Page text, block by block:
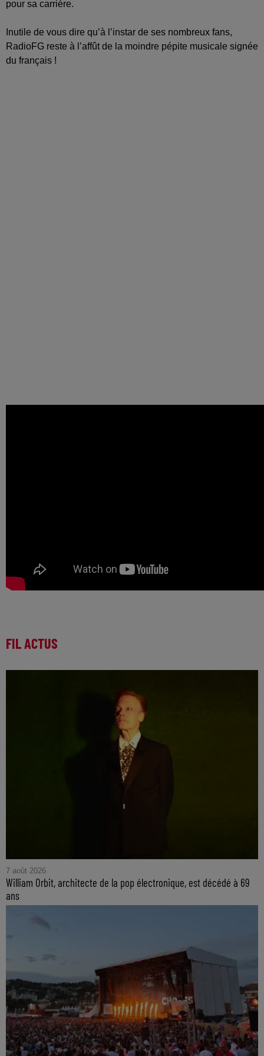
pour sa carrière.
Inutile de vous dire qu’à l’instar de ses nombreux fans,
RadioFG reste à l’affût de la moindre pépite musicale signée
du français !
FIL ACTUS
7 août 2026
William Orbit, architecte de la pop électronique, est décédé à 69
ans